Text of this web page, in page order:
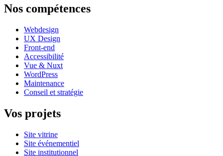
Nos compétences
Webdesign
UX Design
Front-end
Accessibilité
Vue & Nuxt
WordPress
Maintenance
Conseil et stratégie
Vos projets
Site vitrine
Site événementiel
Site institutionnel